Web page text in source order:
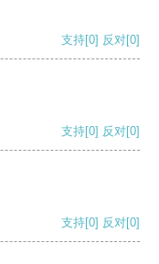
支持[0] 反对[0]
支持[0] 反对[0]
支持[0] 反对[0]